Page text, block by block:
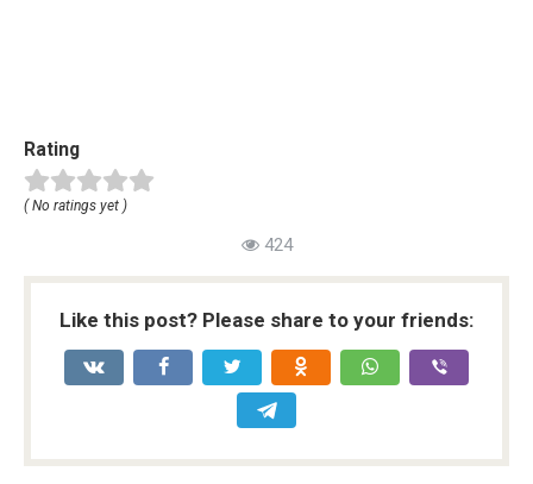
Rating
( No ratings yet )
424
Like this post? Please share to your friends: